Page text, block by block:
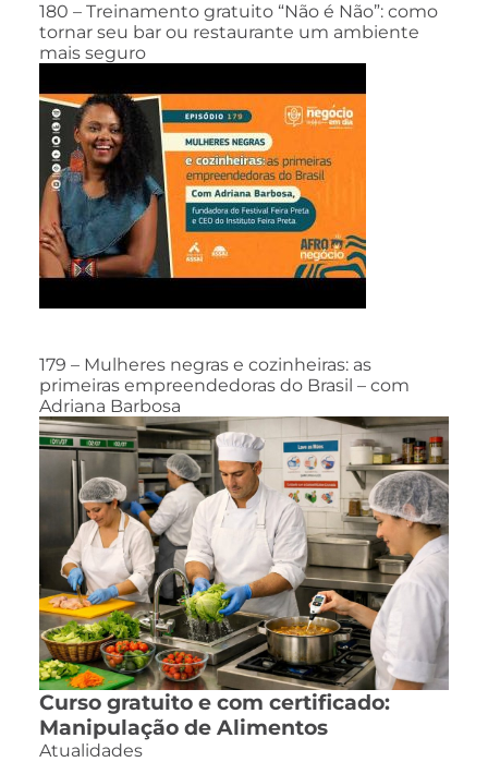
180 – Treinamento gratuito “Não é Não”: como
tornar seu bar ou restaurante um ambiente
mais seguro
179 – Mulheres negras e cozinheiras: as
primeiras empreendedoras do Brasil – com
Adriana Barbosa
Curso gratuito e com certificado:
Manipulação de Alimentos
Atualidades